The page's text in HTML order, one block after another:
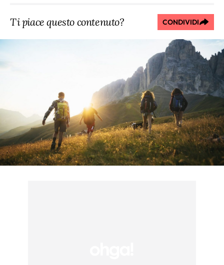
Ti piace questo contenuto? CONDIVIDI